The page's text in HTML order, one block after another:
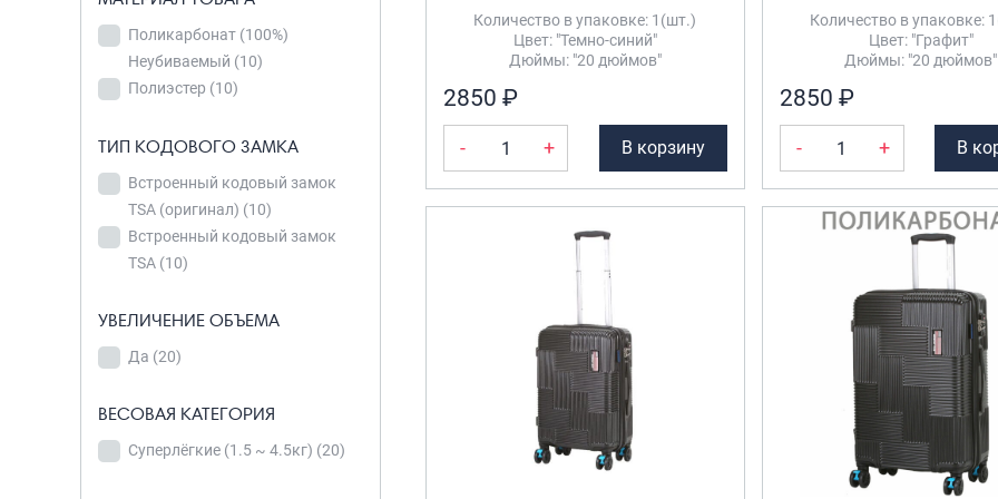
4 спаренных
колеса с
тормозами(10)
МАТЕРИАЛ ТОВАРА
Поликарбонат
(100%)
Неубиваемый (10)
ТИП КОДОВОГО
Встроенный
кодовый замок
Поликарбонат (100%)
Неубиваемый (10)
Полиэстер (10)
ТИП КОДОВОГО ЗАМКА
Встроенный кодовый замок
TSA (оригинал) (10)
Встроенный кодовый замок
TSA (10)
УВЕЛИЧЕНИЕ ОБЪЕМА
Да (20)
ВЕСОВАЯ КАТЕГОРИЯ
Суперлёгкие (1.5 ~ 4.5кг) (20)
Количество в упаковке: 1(шт.)
Цвет: "Темно-синий"
Дюймы: "20 дюймов"
2850 ₽
- + В корзину
Количество в упаковке:
Цвет: "Графит"
Дюймы: "20 дюймов"
2850 ₽
- + В